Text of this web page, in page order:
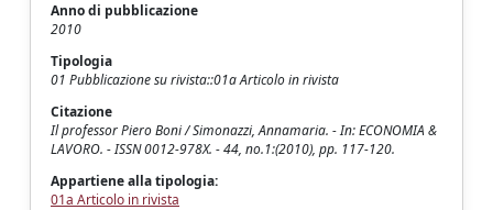
Anno di pubblicazione
2010
Tipologia
01 Pubblicazione su rivista::01a Articolo in rivista
Citazione
Il professor Piero Boni / Simonazzi, Annamaria. - In: ECONOMIA &
LAVORO. - ISSN 0012-978X. - 44, no.1:(2010), pp. 117-120.
Appartiene alla tipologia:
01a Articolo in rivista